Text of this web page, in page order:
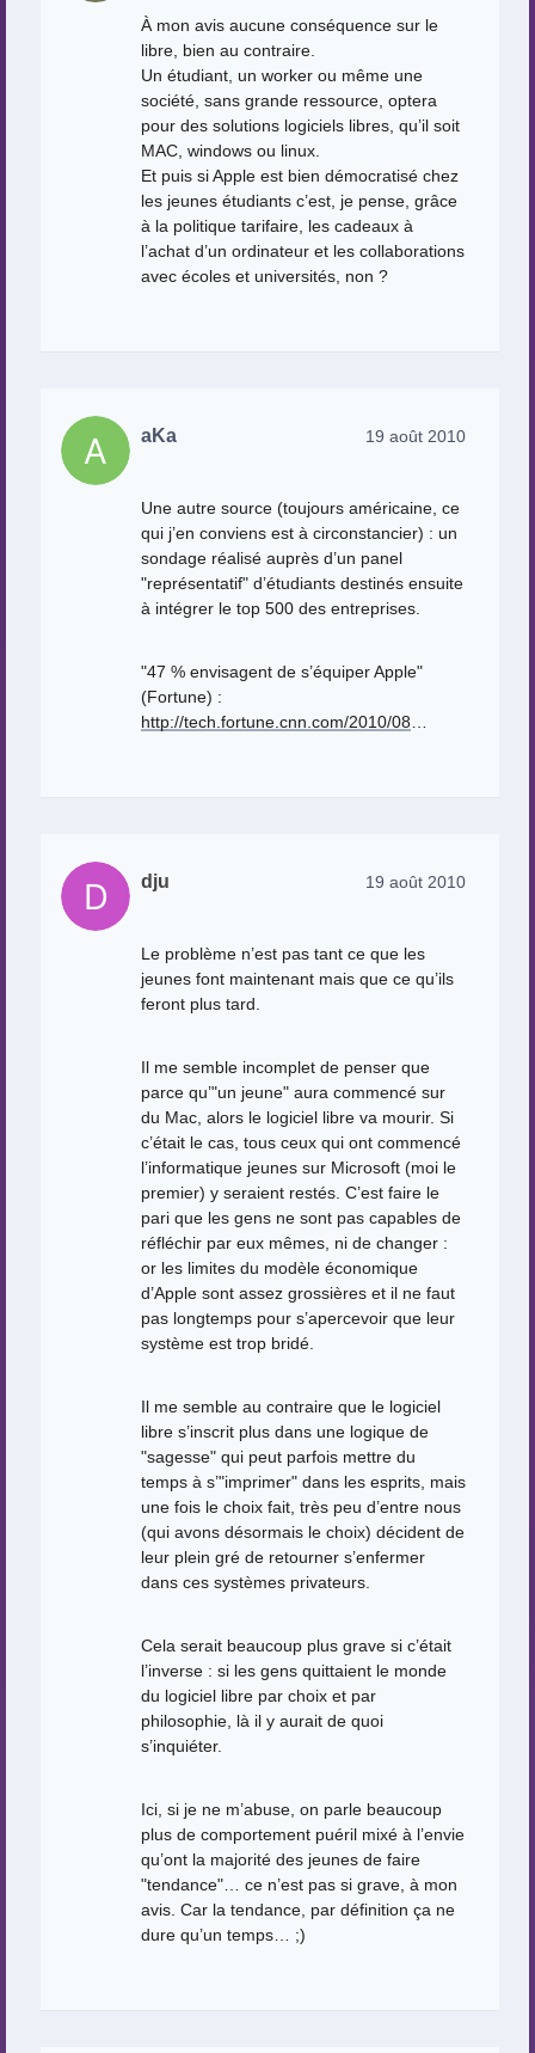
À mon avis aucune conséquence sur le
libre, bien au contraire.
Un étudiant, un worker ou même une
société, sans grande ressource, optera
pour des solutions logiciels libres, qu’il soit
MAC, windows ou linux.
Et puis si Apple est bien démocratisé chez
les jeunes étudiants c’est, je pense, grâce
à la politique tarifaire, les cadeaux à
l’achat d’un ordinateur et les collaborations
avec écoles et universités, non ?
aKa 19 août 2010
Une autre source (toujours américaine, ce
qui j’en conviens est à circonstancier) : un
sondage réalisé auprès d’un panel
"représentatif" d’étudiants destinés ensuite
à intégrer le top 500 des entreprises.
"47 % envisagent de s’équiper Apple"
(Fortune) :
http://tech.fortune.cnn.com/2010/08
dju 19 août 2010
Le problème n’est pas tant ce que les
jeunes font maintenant mais que ce qu’ils
feront plus tard.
Il me semble incomplet de penser que
parce qu’"un jeune" aura commencé sur
du Mac, alors le logiciel libre va mourir. Si
c’était le cas, tous ceux qui ont commencé
l’informatique jeunes sur Microsoft (moi le
premier) y seraient restés. C’est faire le
pari que les gens ne sont pas capables de
réfléchir par eux mêmes, ni de changer :
or les limites du modèle économique
d’Apple sont assez grossières et il ne faut
pas longtemps pour s’apercevoir que leur
système est trop bridé.
Il me semble au contraire que le logiciel
libre s’inscrit plus dans une logique de
"sagesse" qui peut parfois mettre du
temps à s’"imprimer" dans les esprits, mais
une fois le choix fait, très peu d’entre nous
(qui avons désormais le choix) décident de
leur plein gré de retourner s’enfermer
dans ces systèmes privateurs.
Cela serait beaucoup plus grave si c’était
l’inverse : si les gens quittaient le monde
du logiciel libre par choix et par
philosophie, là il y aurait de quoi
s’inquiéter.
Ici, si je ne m’abuse, on parle beaucoup
plus de comportement puéril mixé à l’envie
qu’ont la majorité des jeunes de faire
"tendance"… ce n’est pas si grave, à mon
avis. Car la tendance, par définition ça ne
dure qu’un temps… ;)